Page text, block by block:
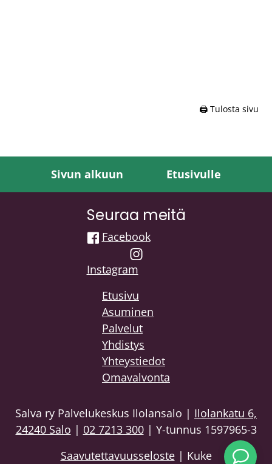
🖨️ Tulosta sivu
Sivun alkuun Etusivulle
Seuraa meitä
Facebook
Instagram
Etusivu
Asuminen
Palvelut
Yhdistys
Yhteystiedot
Omavalvonta
Salva ry Palvelukeskus Ilolansalo | Ilolankatu 6,
24240 Salo | 02 7213 300| Y-tunnus 1597965-3
Saavutettavuusseloste| Kuke